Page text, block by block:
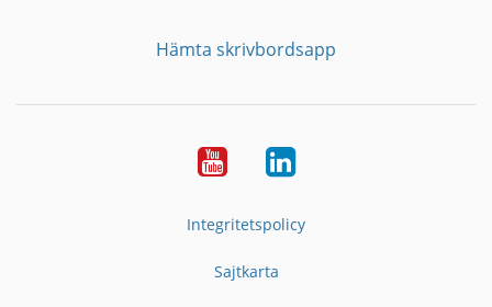
Hämta skrivbordsapp
YouTubeLinkedIn
Integritetspolicy
Sajtkarta